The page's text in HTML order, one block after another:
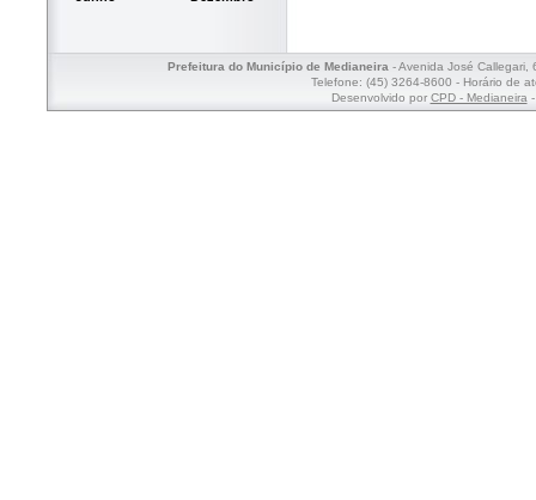
Prefeitura do Município de Medianeira- Avenida José Callegari,
Telefone: (45) 3264-8600 - Horário de
Desenvolvido por CPD - Medianeira-